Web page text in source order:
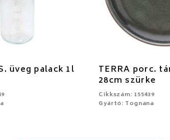
üveg palack 1l TERRA porc.
28cm szürke
Cikkszám: 155439
Gyártó: Tognana